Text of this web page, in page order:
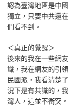
認為臺灣地區是中
獨立，只要中共還
們看不到。
＜真正的覺醒＞
後來的我在一些網
識，我在網友的引
民國派，我看清楚
況下是有共識的，
灣人，這並不衝突。